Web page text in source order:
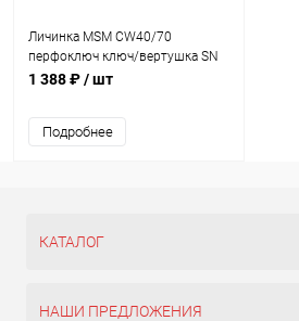
Личинка MSM CW40/70
перфоключ ключ/вертушка SN
Матовый никель
1 388 ₽/ шт
Подробнее
КАТАЛОГ
НАШИ ПРЕДЛОЖЕНИЯ